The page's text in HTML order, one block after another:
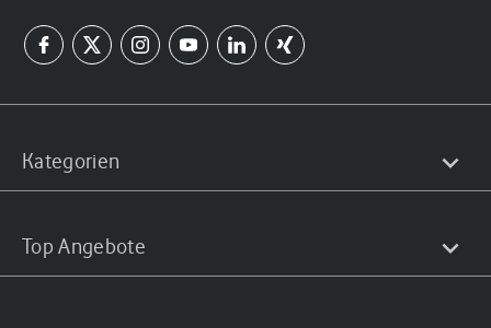
Kategorien
Top Angebote